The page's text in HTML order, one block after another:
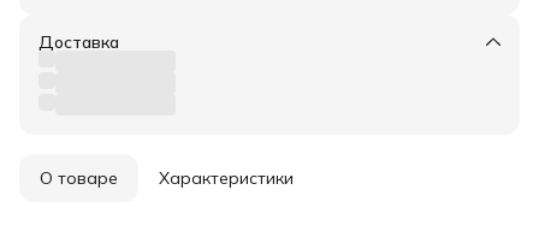
Доставка
О товаре Характеристики